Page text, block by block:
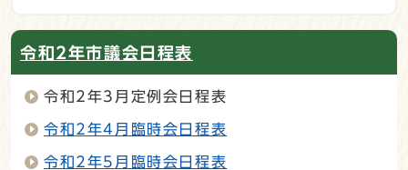
令和2年市議会日程表
令和2年3月定例会日程表
令和2年4月臨時会日程表
令和2年5月臨時会日程表